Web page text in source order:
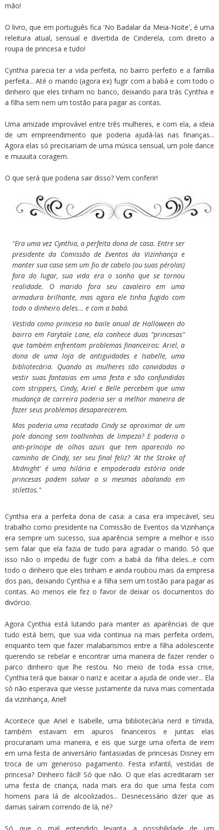
mão!
O livro, que em português fica 'No Badalar da Meia-Noite', é uma
releitura atual, sensual e divertida de Cinderela, com direito a
roupa de princesa e tudo!
Cynthia parecia ter a vida perfeita, no bairro perfeito e a família
perfeita... Até o marido (agora ex) fugir com a babá e com todo o
dinheiro que eles tinham no banco, deixando para trás Cynthia e
a filha sem nem um tostão para pagar as contas.
Uma amizade improvável entre três mulheres, e com ela, a ideia
de um empreendimento que poderia ajudá-las nas finanças...
Agora elas só precisariam de uma música sensual, um pole dance
e muuuita coragem.
O que será que poderia sair disso? Vem conferir!
"Era uma vez Cynthia, a perfeita dona de casa. Entre ser
presidente da Comissão de Eventos da Vizinhança e
manter sua casa sem um fio de cabelo (ou suas pérolas)
fora do lugar, sua vida era o sonho que se tornou
realidade. O marido fora seu cavaleiro em uma
armadura brilhante, mas agora ele tinha fugido com
todo o dinheiro deles... e com a babá.
Vestida como princesa no baile anual de Halloween do
bairro em Farytale Lane, ela conhece duas "princesas"
que também enfrentam problemas financeiros: Ariel, a
dona de uma loja de antiguidades e Isabelle, uma
bibliotecária. Quando as mulheres são convidadas a
vestir suas fantasias em uma festa e são confundidas
com strippers, Cindy, Ariel e Belle percebem que uma
mudança de carreira poderia ser a melhor maneira de
fazer seus problemas desaparecerem.
Mas poderia uma recatada Cindy se aproximar de um
pole dancing sem toalhinhas de limpeza? E poderia o
anti-príncipe de olhos azuis que tem aparecido no
caminho de Cindy, ser seu final feliz? 'At the Stroke of
Midnight' é uma hilária e empoderada estória onde
princesas podem salvar a si mesmas abalando em
stilettos."
Cynthia era a perfeita dona de casa: a casa era impecável, seu
trabalho como presidente na Comissão de Eventos da Vizinhança
era sempre um sucesso, sua aparência sempre a melhor e isso
sem falar que ela fazia de tudo para agradar o marido. Só que
isso não o impediu de fugir com a babá da filha deles...e com
todo o dinheiro que eles tinham e ainda roubou mais da empresa
dos pais, deixando Cynthia e a filha sem um tostão para pagar as
contas. Ao menos ele fez o favor de deixar os documentos do
divórcio.
Agora Cynthia está lutando para manter as aparências de que
tudo está bem, que sua vida continua na mais perfeita ordem,
enquanto tem que fazer malabarismos entre a filha adolescente
querendo se rebelar e encontrar uma maneira de fazer render o
parco dinheiro que lhe restou. No meio de toda essa crise,
Cynthia terá que baixar o nariz e aceitar a ajuda de onde vier... Ela
só não esperava que viesse justamente da ruiva mais comentada
da vizinhança, Ariel!
Acontece que Ariel e Isabelle, uma bibliotecária nerd e tímida,
também estavam em apuros financeiros e juntas elas
procurariam uma maneira, e eis que surge uma oferta de irem
em uma festa de aniversário fantasiadas de princesas Disney em
troca de um generoso pagamento. Festa infantil, vestidas de
princesa? Dinheiro fácil! Só que não. O que elas acreditaram ser
uma festa de criança, nada mais era do que uma festa com
homens para lá de alcoolizados... Desnecessário dizer que as
damas saíram correndo de lá, né?
Só que o mal entendido levanta a possibilidade de um